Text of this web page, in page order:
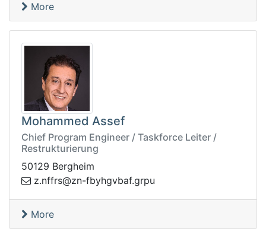
More
Mohammed Assef
Chief Program Engineer / Taskforce Leiter /
Restrukturierung
50129 Bergheim
uprg.fabvghyb
f-nz@srffn.z
More